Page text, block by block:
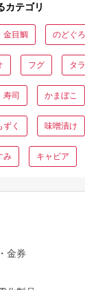
年最新】ふ
の還元率ランキ
得な返礼品
カテゴリ
金目鯛 のどぐろ
フグ タラ
寿司 かまぼこ
ずく 味噌漬け
み キャビア
金券